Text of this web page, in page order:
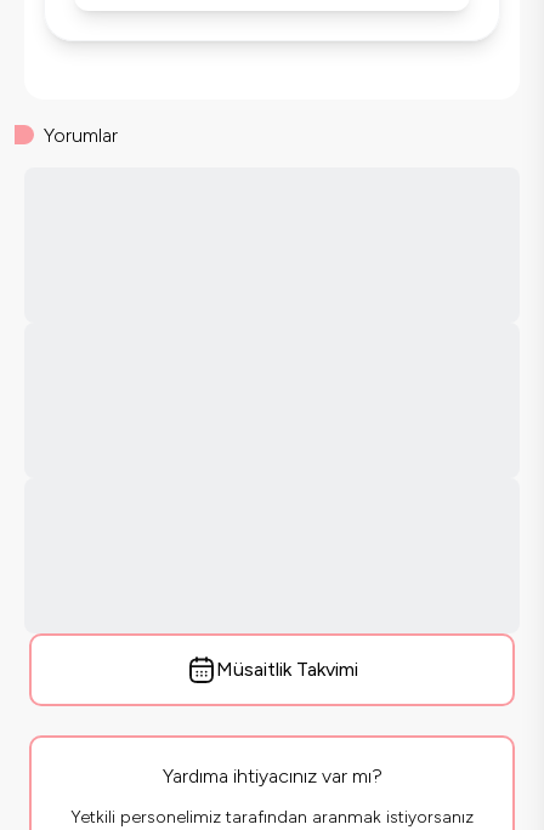
Yorumlar
Müsaitlik Takvimi
Yardıma ihtiyacınız var mı?
Yetkili personelimiz tarafından aranmak istiyorsanız